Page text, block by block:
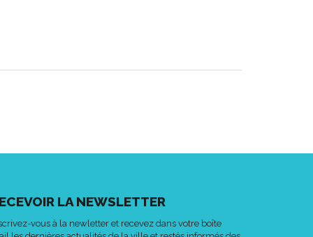
LA NEWSLETTER
vous à la newletter et recevez dans votre boîte